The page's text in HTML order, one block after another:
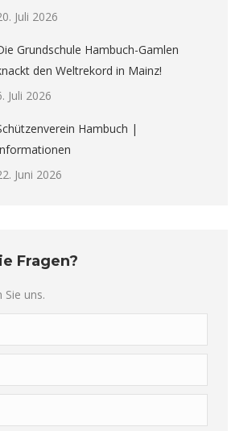
Juli 2026
Grundschule Hambuch-Gamlen
den Weltrekord in Mainz!
Juli 2026
Hambuch |
Juni 2026
Fragen?
Sie uns.